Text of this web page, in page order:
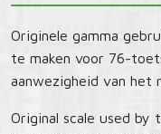
Originele gamma
te maken voor 76-
aanwezigheid van het
Original scale used by